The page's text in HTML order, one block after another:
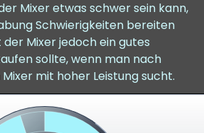
Mixer etwas schwer sein kann,
Schwierigkeiten bereiten
Mixer jedoch ein gutes
sollte, wenn man nach
mit hoher Leistung sucht.